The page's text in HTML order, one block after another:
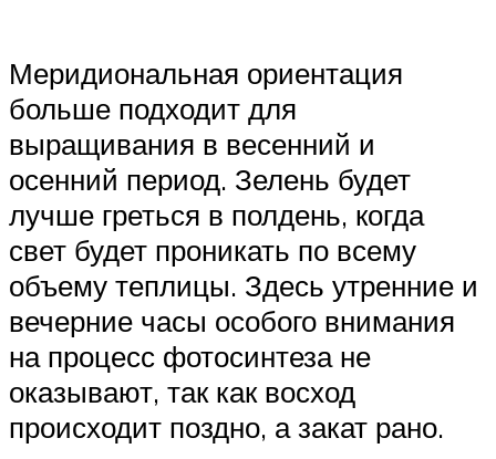
Меридиональная ориентация
больше подходит для
выращивания в весенний и
осенний период. Зелень будет
лучше греться в полдень, когда
свет будет проникать по всему
объему теплицы. Здесь утренние и
вечерние часы особого внимания
на процесс фотосинтеза не
оказывают, так как восход
происходит поздно, а закат рано.